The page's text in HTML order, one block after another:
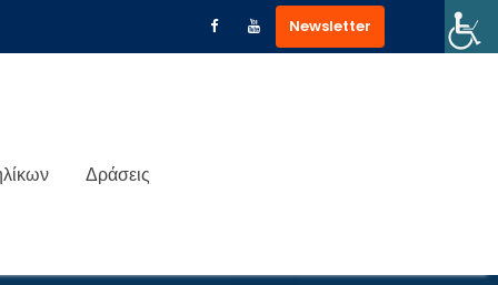
Newsletter
Δράσεις